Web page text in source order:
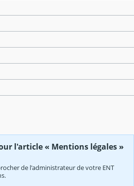
l'article « Mentions légales »
de l'administrateur de votre ENT